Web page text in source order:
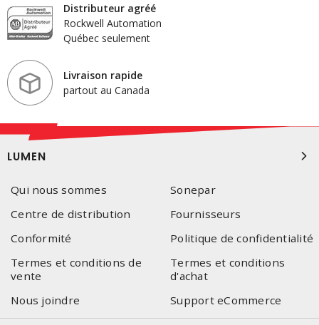
Distributeur agréé
Rockwell Automation
Québec seulement
Livraison rapide
partout au Canada
LUMEN
Qui nous sommes
Sonepar
Centre de distribution
Fournisseurs
Conformité
Politique de confidentialité
Termes et conditions de
vente
Termes et conditions
d'achat
Nous joindre
Support eCommerce